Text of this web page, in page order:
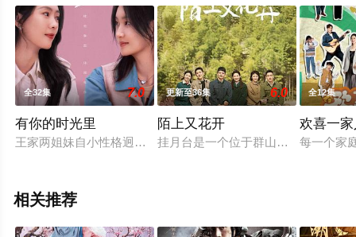
全32集 7.0
有你的时光里
王家两姐妹自小性格迥异，姐姐王焱患先天性贫血症，妹妹王灵
更新至36集 6.0
陌上又花开
挂月台是一个位于群山里的山村，挂
全12集
欢喜一
每一个家
相关推荐